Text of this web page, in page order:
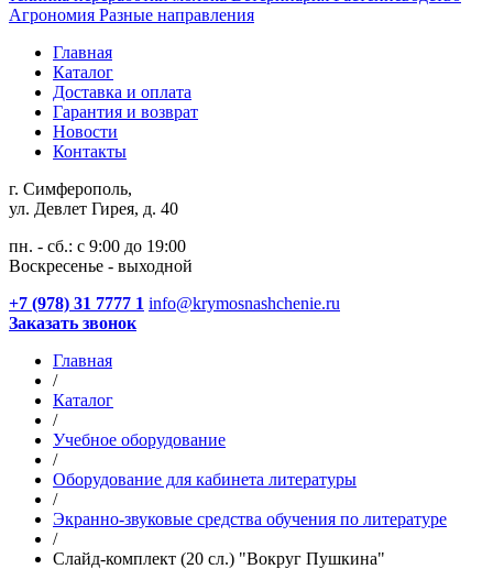
Агрономия Разные направления
Главная
Каталог
Доставка и оплата
Гарантия и возврат
Новости
Контакты
г. Симферополь,
ул. Девлет Гирея, д. 40
пн. - сб.: с 9:00 до 19:00
Воскресенье - выходной
+7 (978) 31 7777 1 info@krymosnashchenie.ru
Заказать звонок
Главная
/
Каталог
/
Учебное оборудование
/
Оборудование для кабинета литературы
/
Экранно-звуковые средства обучения по литературе
/
Слайд-комплект (20 сл.) "Вокруг Пушкина"